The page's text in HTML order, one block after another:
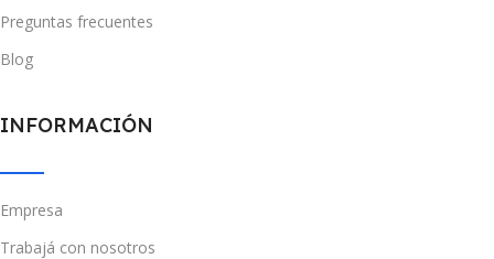
Preguntas frecuentes
Blog
INFORMACIÓN
Empresa
Trabajá con nosotros